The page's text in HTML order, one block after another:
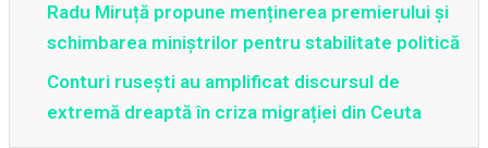
Radu Miruță propune menținerea premierului și
schimbarea miniștrilor pentru stabilitate politică
Conturi rusești au amplificat discursul de
extremă dreaptă în criza migrației din Ceuta